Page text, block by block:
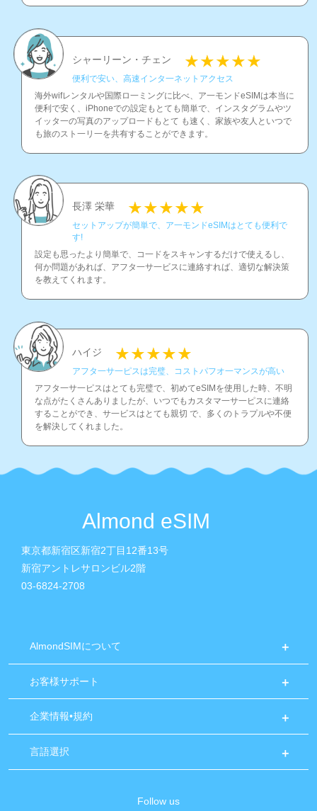
シャーリーン・チェン
便利で安い、高速インタ一ネットアクセス
海外wifレンタルや国際ロ一ミングに比べ、ア一モンドeSIMは本当に
便利で安く、iPhoneでの設定もとても簡単で、インスタグラムやツ
イッタ一の写真のアップロ一ドもとて も速く、家族や友人といつで
も旅のスト一リ一を共有することができます。
長澤 栄華
セットアップが簡単で、ア一モンドeSIMはとても便利で
す!
設定も思ったより簡単で、コ一ドをスキャンするだけで使えるし、
何か問題があれば、アフタ一サ一ビスに連絡すれば、適切な解決策
を教えてくれます。
ハイジ
アフタ一サ一ピスは完璧、コストパフオ一マンスが高い
アフタ一サ一ピスはとても完璧で、初めてeSIMを使用した時、不明
な点がたくさんありましたが、いつでもカスタマ一サ一ピスに連絡
することができ、サ一ビスはとても親切 で、多くのトラプルや不便
を解決してくれました。
Almond eSIM
東京都新宿区新宿2丁目12番13号
新宿アントレサロンビル2階
03-6824-2708
AlmondSIMについて
お客様サポート
企業情報•規約
言語選択
Follow us